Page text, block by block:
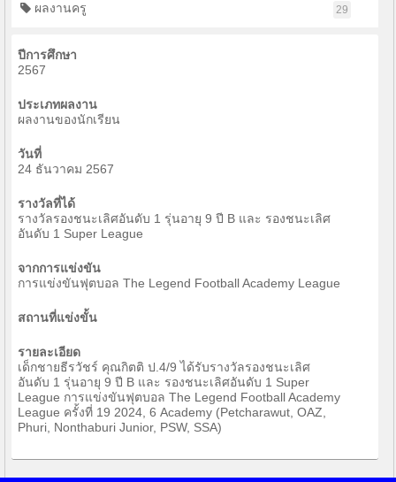
ผลงานครู 29
ปีการศึกษา
2567
ประเภทผลงาน
ผลงานของนักเรียน
วันที่
24 ธันวาคม 2567
รางวัลที่ได้
รางวัลรองชนะเลิศอันดับ 1 รุ่นอายุ 9 ปี B และ รองชนะเลิศ
อันดับ 1 Super League
จากการแข่งขัน
การแข่งขันฟุตบอล The Legend Football Academy League
สถานที่แข่งขั้น
รายละเอียด
เด็กชายธีรวัชร์ คุณกิตติ ป.4/9 ได้รับรางวัลรองชนะเลิศ
อันดับ 1 รุ่นอายุ 9 ปี B และ รองชนะเลิศอันดับ 1 Super
League การแข่งขันฟุตบอล The Legend Football Academy
League ครั้งที่ 19 2024, 6 Academy (Petcharawut, OAZ,
Phuri, Nonthaburi Junior, PSW, SSA)